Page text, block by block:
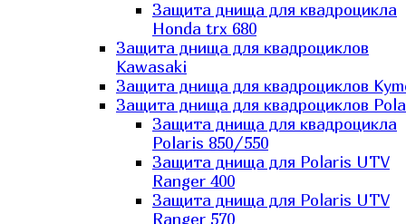
Защита днища для квадроцикла
Honda trx 680
Защита днища для квадроциклов
Kawasaki
Защита днища для квадроциклов
Защита днища для квадроциклов
Защита днища для квадроцикла
Polaris 850/550
Защита днища для Polaris UTV
Ranger 400
Защита днища для Polaris UTV
Ranger 570